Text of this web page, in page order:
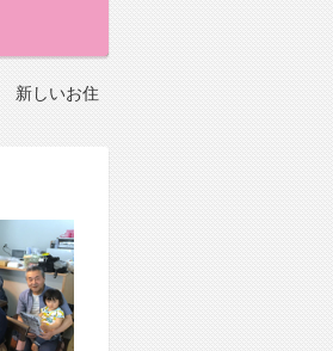
新しいお住